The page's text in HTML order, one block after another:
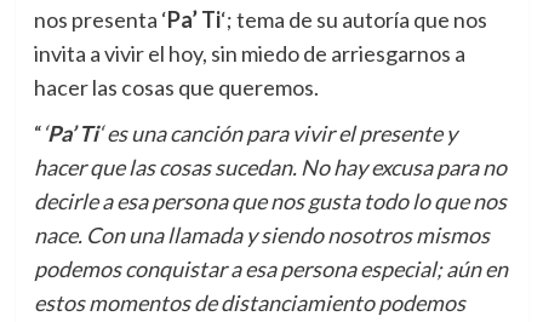
nos presenta ‘Pa’ Ti‘; tema de su autoría que nos
invita a vivir el hoy, sin miedo de arriesgarnos a
hacer las cosas que queremos.
“‘Pa’ Ti‘ es una canción para vivir el presente y
hacer que las cosas sucedan. No hay excusa para no
decirle a esa persona que nos gusta todo lo que nos
nace. Con una llamada y siendo nosotros mismos
podemos conquistar a esa persona especial; aún en
estos momentos de distanciamiento podemos